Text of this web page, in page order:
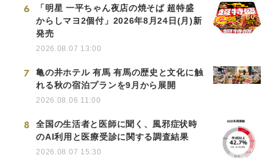
6
「明星 一平ちゃん夜店の焼そば 超特盛
からしマヨ2個付」2026年8月24日(月)新
発売
2026.08.07 13:00
7
亀の井ホテル 有馬 有馬の歴史と文化に触
れる秋の宿泊プランを9月から展開
2026.08.06 11:00
8
全国の生活者と医師に聞く、風邪症状時
のAI利用と医療受診に関する調査結果
2026.08.07 15:30